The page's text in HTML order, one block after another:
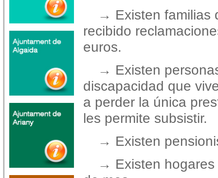
→ Existen familias
recibido
euros.
→ Existen
discapacidad que
a perder la única
les permite subsistir.
→ Existen
→ Existen